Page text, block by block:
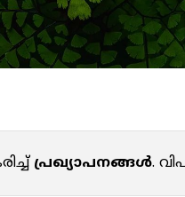
പ്രഖ്യാപനങ്ങൾ.